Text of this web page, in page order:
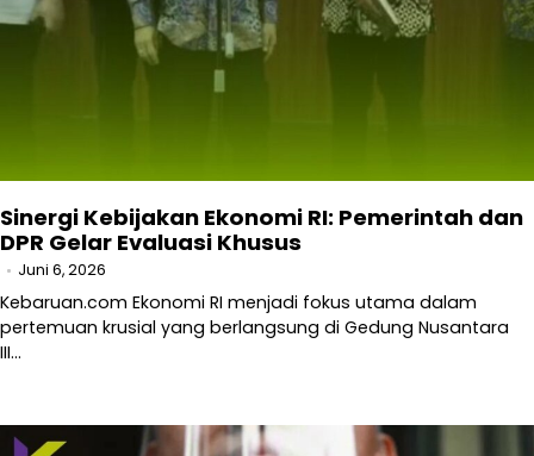
Sinergi Kebijakan Ekonomi RI: Pemerintah dan
DPR Gelar Evaluasi Khusus
Juni 6, 2026
Kebaruan.com Ekonomi RI menjadi fokus utama dalam
pertemuan krusial yang berlangsung di Gedung Nusantara
III…